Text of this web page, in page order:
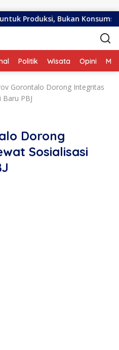
Bukan Konsumsi
Politik Wisata Opini
Gorontalo Dorong Integritas
PBJ
Dorong
Sosialisasi